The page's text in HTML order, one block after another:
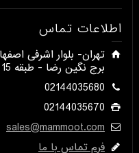
اطلاعات تماس
برج نگین رضا - طبقه 15 جنوبی - واحد 1505​
02144035680
02144035670
sales@mammoot.com
فرم تماس با ما